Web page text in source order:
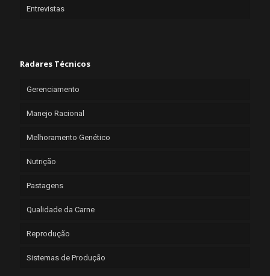
Entrevistas
Radares Técnicos
Gerenciamento
Manejo Racional
Melhoramento Genético
Nutrição
Pastagens
Qualidade da Carne
Reprodução
Sistemas de Produção